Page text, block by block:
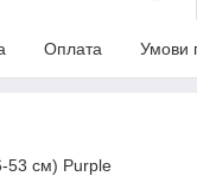
Оплата Умови
53 см) Purple